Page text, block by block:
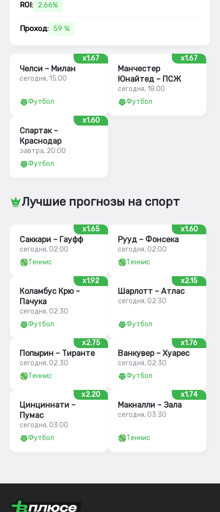
ROI: 2.66%
Проход: 59 %
x1.67
Челси – Милан
сегодня, 15:00
Футбол
x1.67
Манчестер
Юнайтед – ПСЖ
сегодня, 18:00
Футбол
x1.60
Спартак –
Краснодар
завтра, 20:00
Футбол
Лучшие прогнозы на спорт
x1.65
Саккари – Гауфф
сегодня, 02:00
Теннис
x1.60
Рууд – Фонсека
сегодня, 02:00
Теннис
x1.92
Коламбус Крю –
Пачука
сегодня, 02:30
Футбол
x2.15
Шарлотт – Атлас
сегодня, 02:30
Футбол
x2.75
Попырин – Тиранте
сегодня, 02:30
Теннис
x1.76
Ванкувер – Хуарес
сегодня, 02:30
Футбол
x2.20
Цинциннати –
Пумас
сегодня, 03:00
Футбол
x1.74
Макналли – Эала
сегодня, 03:30
Теннис